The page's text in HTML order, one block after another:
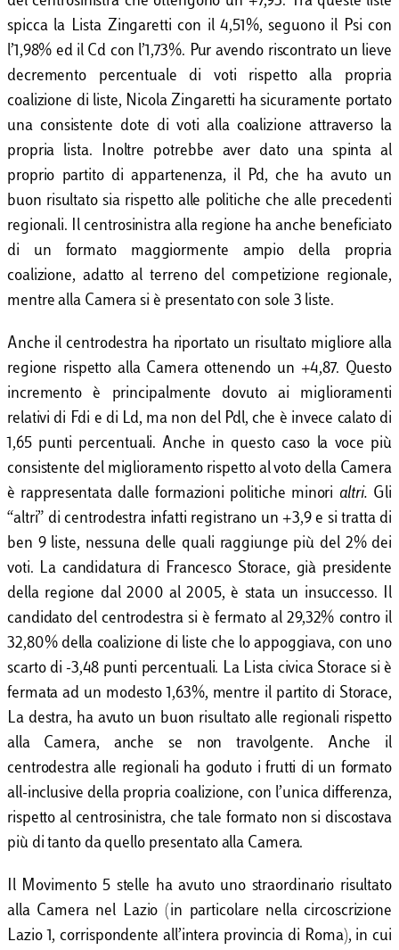
spicca la Lista Zingaretti con il 4,51%, seguono il Psi con
l’1,98% ed il Cd con l’1,73%. Pur avendo riscontrato un lieve
decremento percentuale di voti rispetto alla propria
coalizione di liste, Nicola Zingaretti ha sicuramente portato
una consistente dote di voti alla coalizione attraverso la
propria lista. Inoltre potrebbe aver dato una spinta al
proprio partito di appartenenza, il Pd, che ha avuto un
buon risultato sia rispetto alle politiche che alle precedenti
regionali. Il centrosinistra alla regione ha anche beneficiato
di un formato maggiormente ampio della propria
coalizione, adatto al terreno del competizione regionale,
mentre alla Camera si è presentato con sole 3 liste.
Anche il centrodestra ha riportato un risultato migliore alla
regione rispetto alla Camera ottenendo un +4,87. Questo
incremento è principalmente dovuto ai miglioramenti
relativi di Fdi e di Ld, ma non del Pdl, che è invece calato di
1,65 punti percentuali. Anche in questo caso la voce più
consistente del miglioramento rispetto al voto della Camera
è rappresentata dalle formazioni politiche minori altri. Gli
“altri” di centrodestra infatti registrano un +3,9 e si tratta di
ben 9 liste, nessuna delle quali raggiunge più del 2% dei
voti. La candidatura di Francesco Storace, già presidente
della regione dal 2000 al 2005, è stata un insuccesso. Il
candidato del centrodestra si è fermato al 29,32% contro il
32,80% della coalizione di liste che lo appoggiava, con uno
scarto di -3,48 punti percentuali. La Lista civica Storace si è
fermata ad un modesto 1,63%, mentre il partito di Storace,
La destra, ha avuto un buon risultato alle regionali rispetto
alla Camera, anche se non travolgente. Anche il
centrodestra alle regionali ha goduto i frutti di un formato
all-inclusive della propria coalizione, con l’unica differenza,
rispetto al centrosinistra, che tale formato non si discostava
più di tanto da quello presentato alla Camera.
Il Movimento 5 stelle ha avuto uno straordinario risultato
alla Camera nel Lazio (in particolare nella circoscrizione
Lazio 1, corrispondente all’intera provincia di Roma), in cui